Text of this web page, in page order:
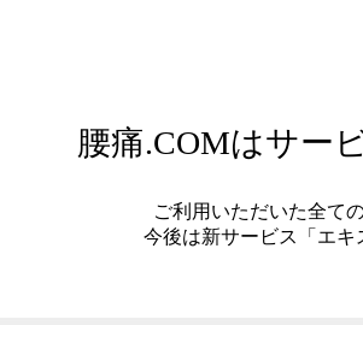
腰痛.COMはサー
ご利用いただいた全て
今後は新サービス「エ